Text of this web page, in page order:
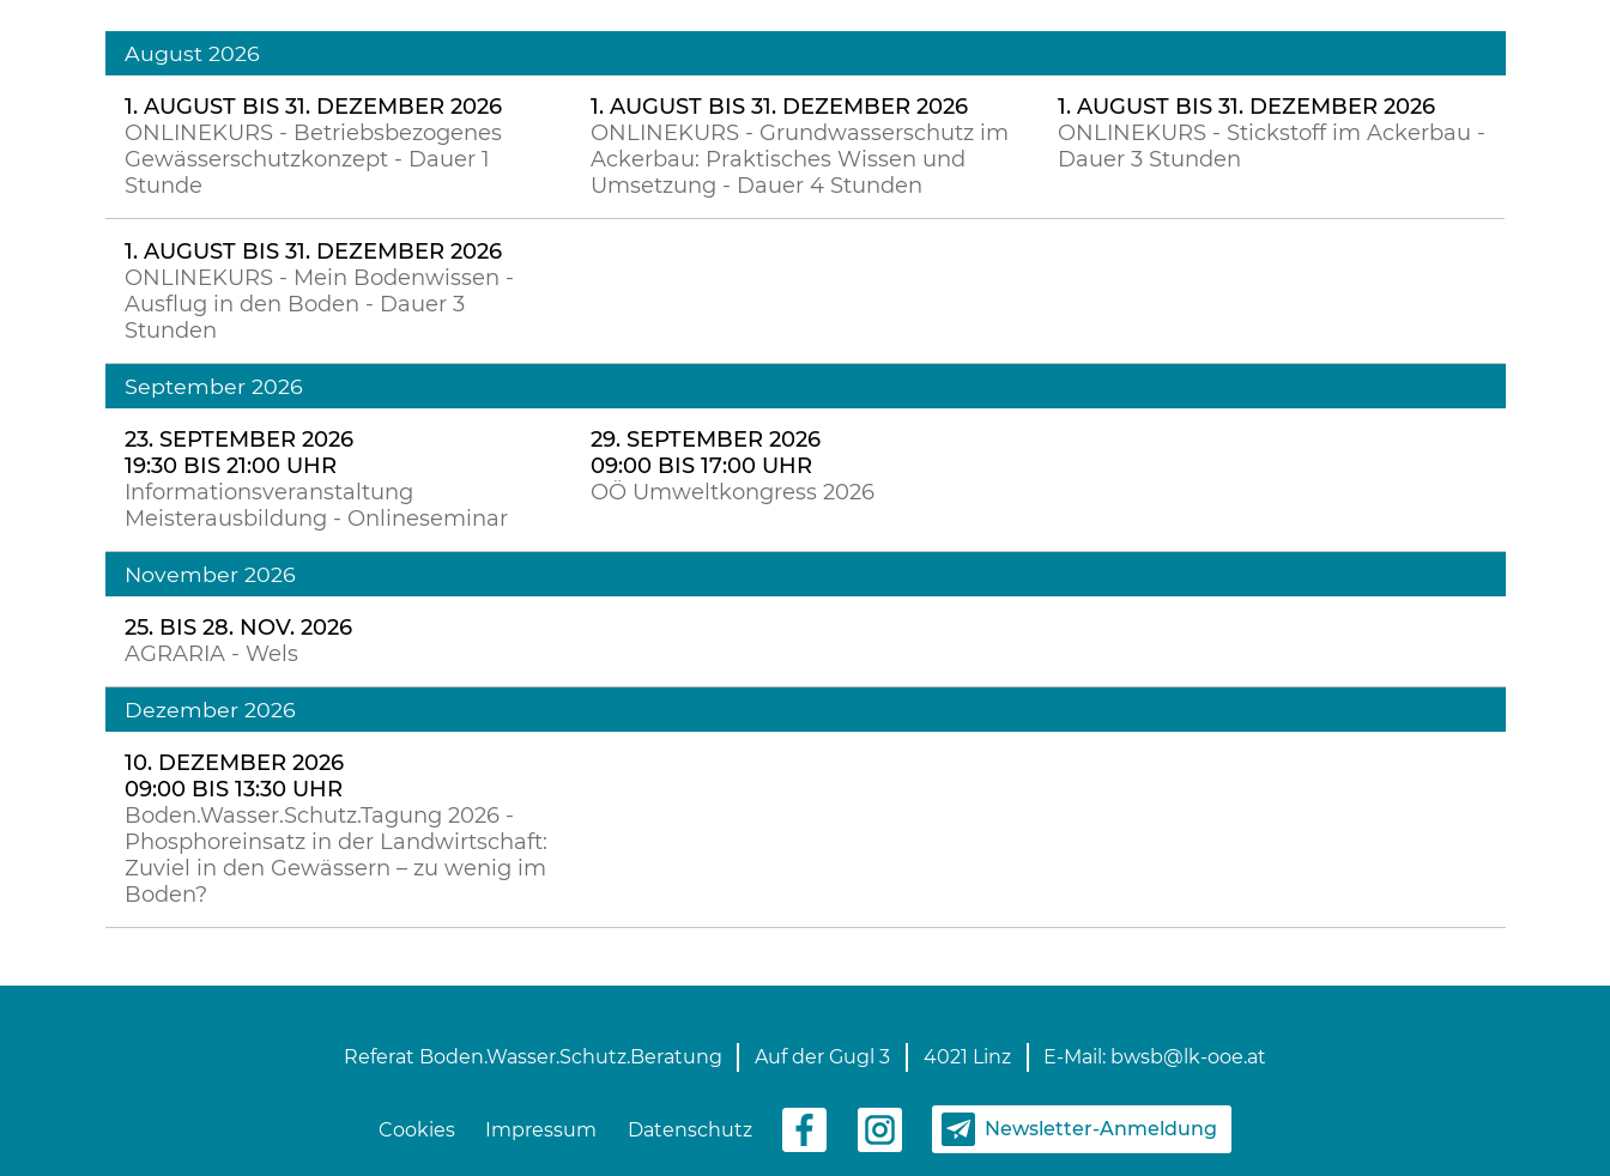
August 2026
1. AUGUST BIS 31. DEZEMBER 2026
ONLINEKURS - Betriebsbezogenes
Gewässerschutzkonzept - Dauer 1
Stunde
1. AUGUST BIS 31. DEZEMBER 2026
ONLINEKURS - Grundwasserschutz im
Ackerbau: Praktisches Wissen und
Umsetzung - Dauer 4 Stunden
1. AUGUST BIS 31. DEZEMBER 2026
ONLINEKURS - Stickstoff im Ackerbau -
Dauer 3 Stunden
1. AUGUST BIS 31. DEZEMBER 2026
ONLINEKURS - Mein Bodenwissen -
Ausflug in den Boden - Dauer 3
Stunden
September 2026
23. SEPTEMBER 2026
19:30 BIS 21:00 UHR
Informationsveranstaltung
Meisterausbildung - Onlineseminar
29. SEPTEMBER 2026
09:00 BIS 17:00 UHR
OÖ Umweltkongress 2026
November 2026
25. BIS 28. NOV. 2026
AGRARIA - Wels
Dezember 2026
10. DEZEMBER 2026
09:00 BIS 13:30 UHR
Boden.Wasser.Schutz.Tagung 2026 -
Phosphoreinsatz in der Landwirtschaft:
Zuviel in den Gewässern – zu wenig im
Boden?
Referat Boden.Wasser.Schutz.Beratung Auf der Gugl 3 4021 Linz E-Mail: bwsb@lk-ooe.at
Cookies Impressum Datenschutz Newsletter-Anmeldung